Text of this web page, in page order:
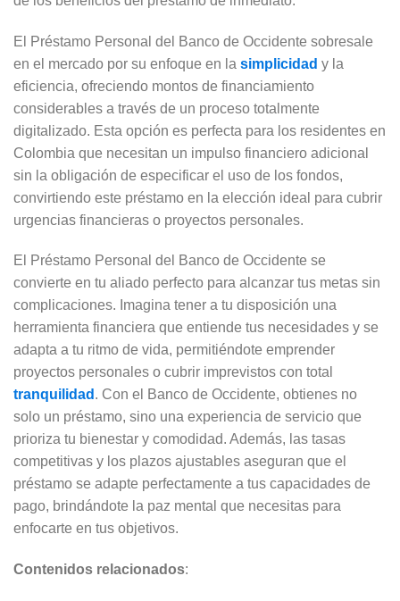
El Préstamo Personal del Banco de Occidente sobresale
en el mercado por su enfoque en la simplicidad y la
eficiencia, ofreciendo montos de financiamiento
considerables a través de un proceso totalmente
digitalizado. Esta opción es perfecta para los residentes en
Colombia que necesitan un impulso financiero adicional
sin la obligación de especificar el uso de los fondos,
convirtiendo este préstamo en la elección ideal para cubrir
urgencias financieras o proyectos personales.
El Préstamo Personal del Banco de Occidente se
convierte en tu aliado perfecto para alcanzar tus metas sin
complicaciones. Imagina tener a tu disposición una
herramienta financiera que entiende tus necesidades y se
adapta a tu ritmo de vida, permitiéndote emprender
proyectos personales o cubrir imprevistos con total
tranquilidad . Con el Banco de Occidente, obtienes no
solo un préstamo, sino una experiencia de servicio que
prioriza tu bienestar y comodidad. Además, las tasas
competitivas y los plazos ajustables aseguran que el
préstamo se adapte perfectamente a tus capacidades de
pago, brindándote la paz mental que necesitas para
enfocarte en tus objetivos.
Contenidos relacionados: